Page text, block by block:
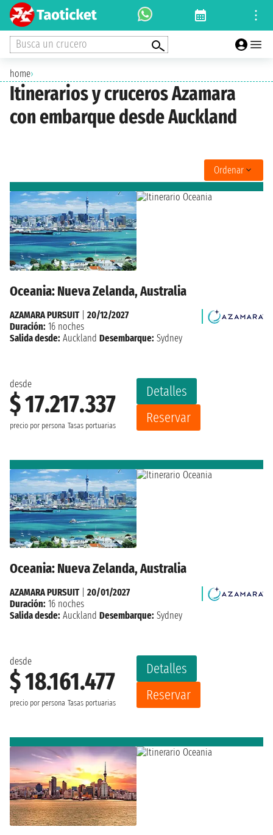
Busca un crucero
home›
Itinerarios y cruceros Azamara
con embarque desde Auckland
Ordenar
Oceania: Nueva Zelanda, Australia
desde
$ 17.217.337
precio por persona Tasas portuarias
Detalles
Reservar
AZAMARA PURSUIT| 20/12/2027
Duración: 16 noches
Salida desde: Auckland Desembarque: Sydney
Oceania: Nueva Zelanda, Australia
desde
$ 18.161.477
precio por persona Tasas portuarias
Detalles
Reservar
AZAMARA PURSUIT| 20/01/2027
Duración: 16 noches
Salida desde: Auckland Desembarque: Sydney